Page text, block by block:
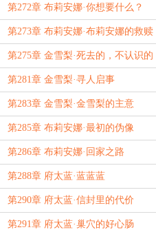
第272章 布莉安娜·你想要什么？
第273章 布莉安娜·布莉安娜的救赎
与幸福
第275章 金雪梨·死去的，不认识的
人
第281章 金雪梨·寻人启事
第283章 金雪梨·金雪梨的主意
第285章 布莉安娜·最初的伪像
第286章 布莉安娜·回家之路
第288章 府太蓝·蓝蓝蓝
第290章 府太蓝·信封里的代价
第291章 府太蓝·巢穴的好心肠